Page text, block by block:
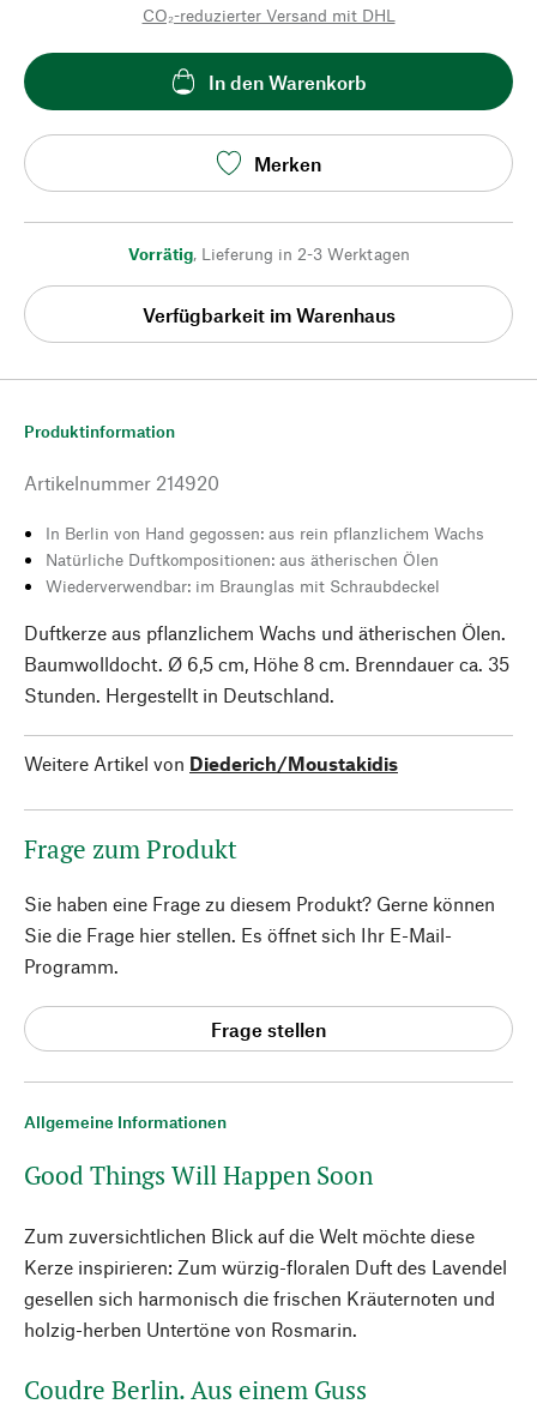
CO₂-reduzierter Versand mit DHL
In den Warenkorb
Merken
Vorrätig, Lieferung in 2-3 Werktagen
Verfügbarkeit im Warenhaus
Allgemeine Informationen
Good Things Will Happen Soon
Zum zuversichtlichen Blick auf die Welt möchte diese
Kerze inspirieren: Zum würzig-floralen Duft des Lavendel
gesellen sich harmonisch die frischen Kräuternoten und
holzig-herben Untertöne von Rosmarin.
Coudre Berlin. Aus einem Guss
Produktinformation
Artikelnummer 214920
In Berlin von Hand gegossen: aus rein pflanzlichem Wachs
Natürliche Duftkompositionen: aus ätherischen Ölen
Wiederverwendbar: im Braunglas mit Schraubdeckel
Duftkerze aus pflanzlichem Wachs und ätherischen Ölen.
Baumwolldocht. Ø 6,5 cm, Höhe 8 cm. Brenndauer ca. 35
Stunden. Hergestellt in Deutschland.
Weitere Artikel von Diederich/Moustakidis
Frage zum Produkt
Sie haben eine Frage zu diesem Produkt? Gerne können
Sie die Frage hier stellen. Es öffnet sich Ihr E-Mail-
Programm.
Frage stellen